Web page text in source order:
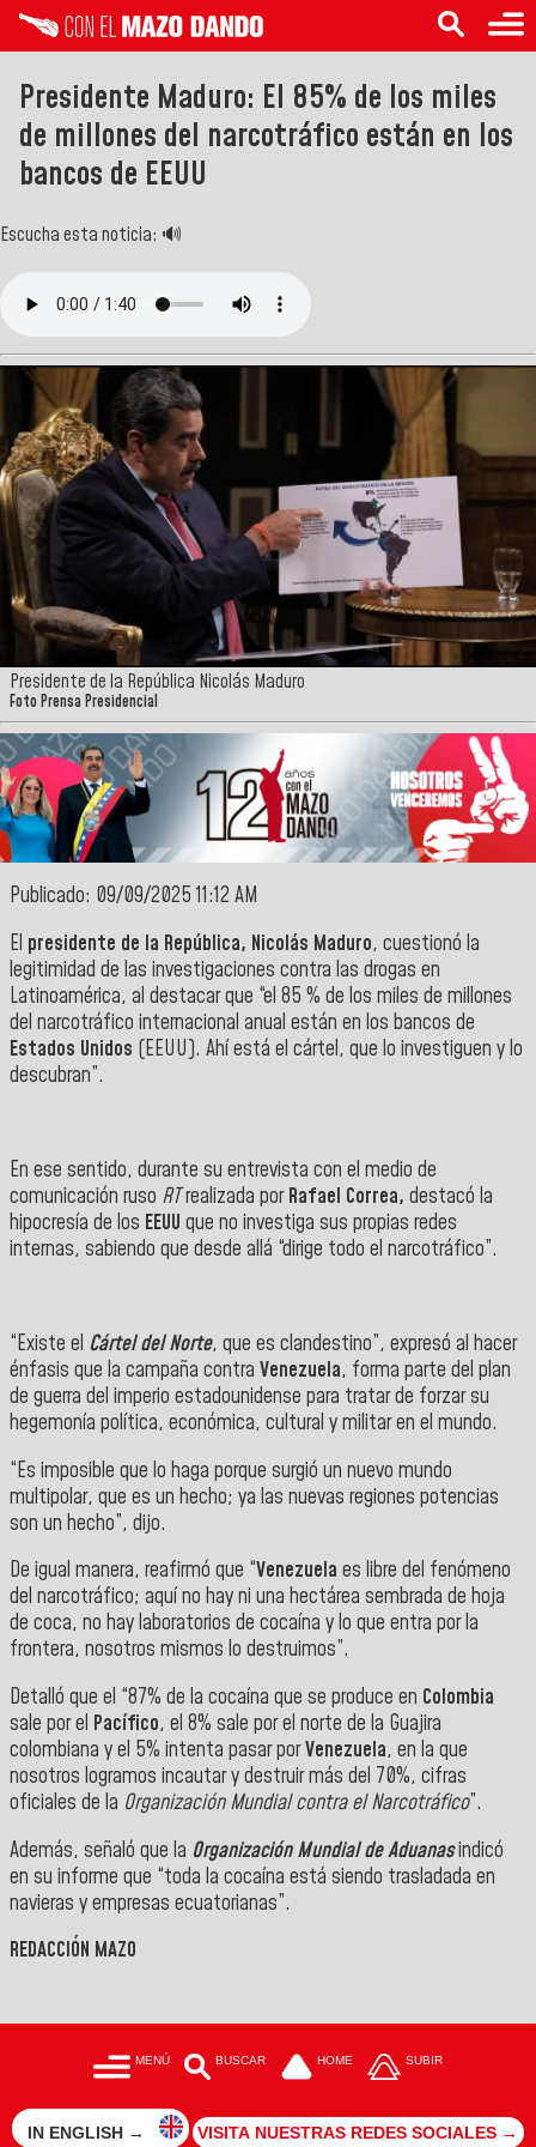
Presidente Maduro: El 85% de los miles
de millones del narcotráfico están en los
bancos de EEUU
Escucha esta noticia: 🔊
Presidente de la República Nicolás Maduro
Foto Prensa Presidencial
Publicado: 09/09/2025 11:12 AM
El presidente de la República, Nicolás Maduro, cuestionó la
legitimidad de las investigaciones contra las drogas en
Latinoamérica, al destacar que “el 85 % de los miles de millones
del narcotráfico internacional anual están en los bancos de
Estados Unidos (EEUU). Ahí está el cártel, que lo investiguen y lo
descubran”.
En ese sentido, durante su entrevista con el medio de
comunicación ruso RTrealizada porRafael Correa, destacó la
hipocresía de los EEUU que no investiga sus propias redes
internas, sabiendo que desde allá “dirige todo el narcotráfico”.
“Existe el Cártel del Norte, que es clandestino”, expresó al hacer
énfasis que la campaña contra Venezuela, forma parte del plan
de guerra del imperio estadounidense para tratar de forzar su
hegemonía política, económica, cultural y militar en el mundo.
“Es imposible que lo haga porque surgió un nuevo mundo
multipolar, que es un hecho; ya las nuevas regiones potencias
son un hecho”, dijo.
De igual manera, reafirmó que “Venezuela es libre del fenómeno
del narcotráfico; aquí no hay ni una hectárea sembrada de hoja
de coca, no hay laboratorios de cocaína y lo que entra por la
frontera, nosotros mismos lo destruimos”.
Detalló que el “87% de la cocaína que se produce en Colombia
sale por el Pacífico, el 8% sale por el norte de la Guajira
colombiana y el 5% intenta pasar porVenezuela, en la que
nosotros logramos incautar y destruir más del 70%, cifras
oficiales de la Organización Mundial contra el Narcotráfico”.
Además, señaló que la Organización Mundial de Aduanasindicó
en su informe que “toda la cocaína está siendo trasladada en
navieras y empresas ecuatorianas”.
REDACCIÓN MAZO
MENÚ BUSCAR HOME SUBIR
IN ENGLISH → VISITA NUESTRAS REDES SOCIALES →